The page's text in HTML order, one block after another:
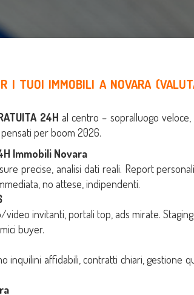
I TUOI IMMOBILI A NOVARA (
24H al centro – sopralluogo
per boom 2026.
Immobili Novara
precise, analisi dati reali. Report
no attese, indipendenti.
video invitanti, portali top, ads mirate.
buyer.
inquilini affidabili, contratti chiari, gestione